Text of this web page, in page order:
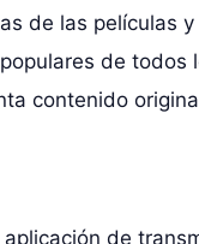
de las películas
de todos
contenido
aplicación de